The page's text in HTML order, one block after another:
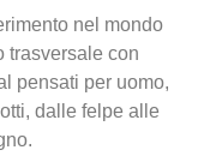
nel mondo
trasversale con
pensati per uomo,
dalle felpe alle